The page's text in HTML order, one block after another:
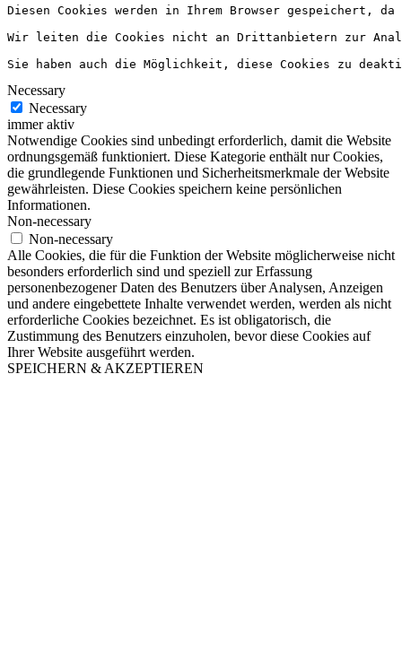
Diesen Cookies werden in Ihrem Browser gespeichert,
Wir leiten die Cookies nicht an Drittanbietern zur
Sie haben auch die Möglichkeit, diese Cookies zu
Necessary
Necessary
immer aktiv
Notwendige Cookies sind unbedingt erforderlich, damit die Website
ordnungsgemäß funktioniert. Diese Kategorie enthält nur Cookies,
die grundlegende Funktionen und Sicherheitsmerkmale der Website
gewährleisten. Diese Cookies speichern keine persönlichen
Informationen.
Non-necessary
Non-necessary
Alle Cookies, die für die Funktion der Website möglicherweise nicht
besonders erforderlich sind und speziell zur Erfassung
personenbezogener Daten des Benutzers über Analysen, Anzeigen
und andere eingebettete Inhalte verwendet werden, werden als nicht
erforderliche Cookies bezeichnet. Es ist obligatorisch, die
Zustimmung des Benutzers einzuholen, bevor diese Cookies auf
Ihrer Website ausgeführt werden.
SPEICHERN & AKZEPTIEREN